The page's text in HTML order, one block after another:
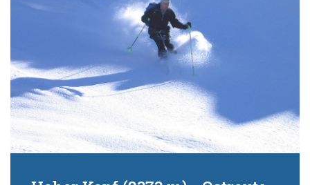
Kondition (Tourdauer):
bis
Suchbegriff: